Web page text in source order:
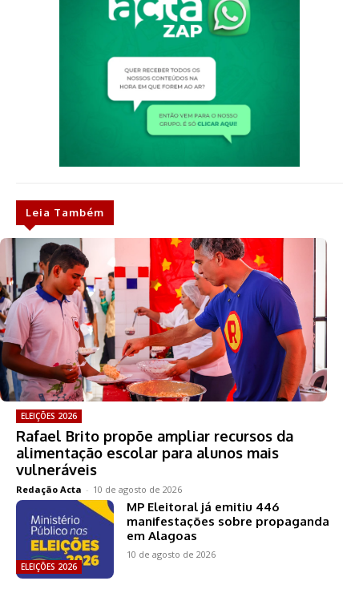
Leia Também
ELEIÇÕES 2026
Rafael Brito propõe ampliar recursos da
alimentação escolar para alunos mais
vulneráveis
Redação Acta - 10 de agosto de 2026
ELEIÇÕES 2026
MP Eleitoral já emitiu 446
manifestações sobre propaganda
em Alagoas
10 de agosto de 2026